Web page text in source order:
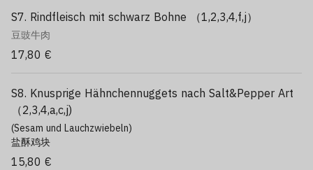
S7. Rindfleisch mit schwarz Bohne （1,2,3,4,f,j）
豆豉牛肉
17,80 €
S8. Knusprige Hähnchennuggets nach Salt&Pepper Art
（2,3,4,a,c,j)
(Sesam und Lauchzwiebeln)
盐酥鸡块
15,80 €